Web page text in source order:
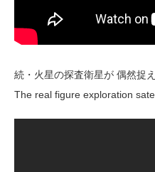
続・火星の探査衛星が 偶然捉
The real figure exploration